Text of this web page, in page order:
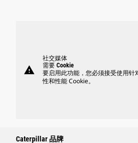
warning
社交媒体
需要 Cookie
要启用此功能，您必须接受使用针
性和性能 Cookie。
Caterpillar 品牌